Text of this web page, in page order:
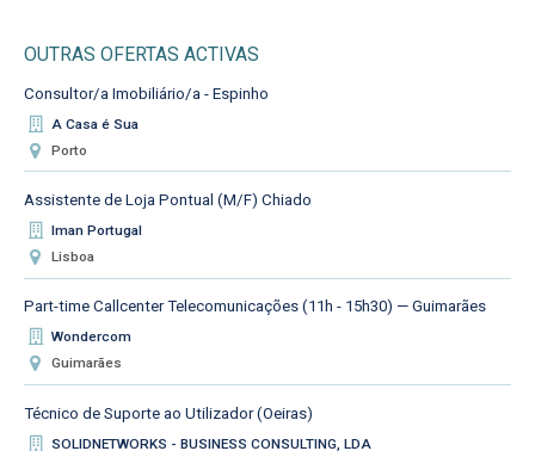
OUTRAS OFERTAS ACTIVAS
Consultor/a Imobiliário/a - Espinho
A Casa é Sua
Porto
Assistente de Loja Pontual (M/F) Chiado
Iman Portugal
Lisboa
Part-time Callcenter Telecomunicações (11h - 15h30) — Guimarães
Wondercom
Guimarães
Técnico de Suporte ao Utilizador (Oeiras)
SOLIDNETWORKS - BUSINESS CONSULTING, LDA